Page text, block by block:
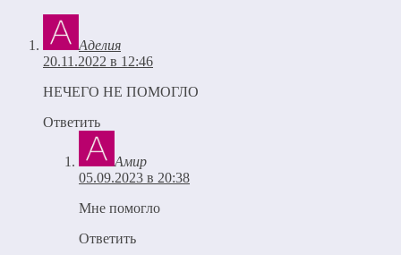
Аделия
20.11.2022 в 12:46
НЕЧЕГО НЕ ПОМОГЛО
Ответить
Амир
05.09.2023 в 20:38
Мне помогло
Ответить